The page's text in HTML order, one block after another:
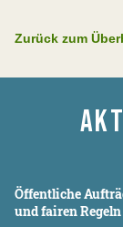
Zurück zum
Öffentliche
und fairen